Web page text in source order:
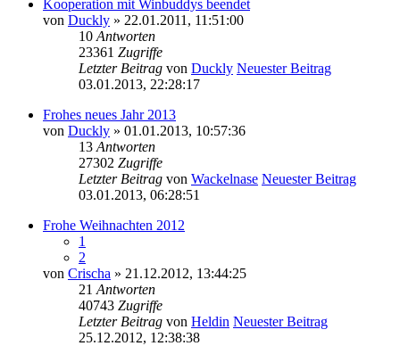
Kooperation mit Winbuddys beendet
von Duckly » 22.01.2011, 11:51:00
10 Antworten
23361 Zugriffe
Letzter Beitrag von Duckly Neuester Beitrag
03.01.2013, 22:28:17
Frohes neues Jahr 2013
von Duckly » 01.01.2013, 10:57:36
13 Antworten
27302 Zugriffe
Letzter Beitrag von Wackelnase Neuester Beitrag
03.01.2013, 06:28:51
Frohe Weihnachten 2012
1
2
von Crischa » 21.12.2012, 13:44:25
21 Antworten
40743 Zugriffe
Letzter Beitrag von Heldin Neuester Beitrag
25.12.2012, 12:38:38